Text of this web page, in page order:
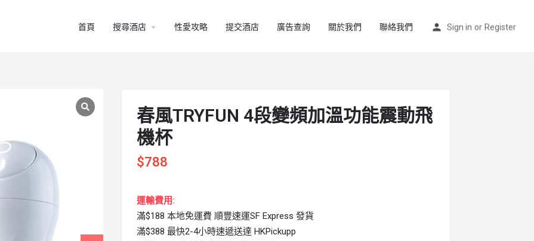
首頁 搜尋酒店 arrow_drop_down 性愛攻略 提交酒店 廣告查詢 關於我們 聯絡我們 Sign in or Register
春風TRYFUN 4段變頻加溫功能震動飛
機杯
$788
運輸費用:
滿$188 本地免運費 順豐速運SF Express 發貨
滿$388 最快2-4小時速遞送達 HKPickupp